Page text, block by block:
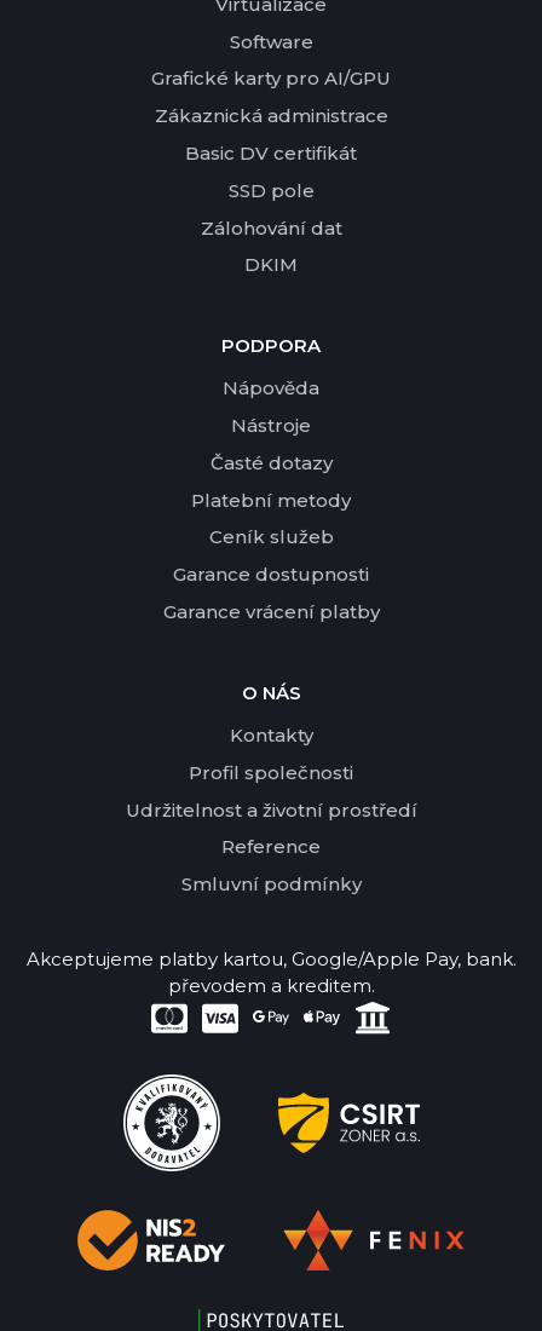
Software
Grafické karty pro AI/GPU
Zákaznická administrace
Basic DV certifikát
SSD pole
Zálohování dat
DKIM
PODPORA
Nápověda
Nástroje
Časté dotazy
Platební metody
Ceník služeb
Garance dostupnosti
Garance vrácení platby
O NÁS
Kontakty
Profil společnosti
Udržitelnost a životní prostředí
Reference
Smluvní podmínky
Akceptujeme platby kartou, Google/Apple Pay, bank.
převodem a kreditem.